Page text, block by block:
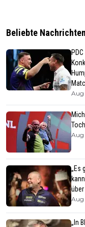
Beliebte Nachrichten
Aug
Aug
„Es
Aug
„In